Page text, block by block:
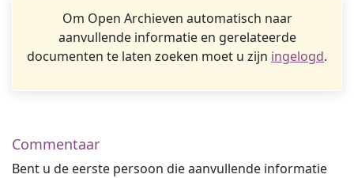
Om Open Archieven automatisch naar
aanvullende informatie en gerelateerde
documenten te laten zoeken moet u zijn ingelogd.
Commentaar
Bent u de eerste persoon die aanvullende informatie